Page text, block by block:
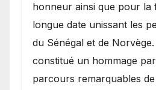
honneur ainsi que pour la
longue date unissant les
du Sénégal et de
constitué un hommage
parcours remarquables